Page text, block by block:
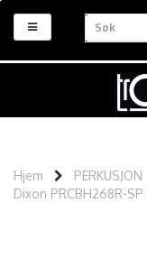
Hjem PERKUSJON
Dixon PRCBH268R-